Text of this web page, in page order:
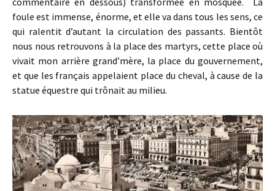
foule est immense, énorme, et elle va dans tous les sens, ce
qui ralentit d’autant la circulation des passants. Bientôt
nous nous retrouvons à la place des martyrs, cette place où
vivait mon arrière grand’mère, la place du gouvernement,
et que les français appelaient place du cheval, à cause de la
statue équestre qui trônait au milieu.